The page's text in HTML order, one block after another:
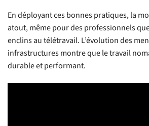
En déployant ces bonnes pratiques, la
atout, même pour des professionnels
enclins au télétravail. L’évolution des
infrastructures montre que le travail
durable et performant.